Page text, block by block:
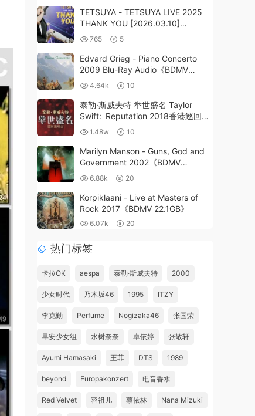
TETSUYA - TETSUYA LIVE 2025
THANK YOU [2026.03.10]
[24Bit/48kHz] [Hi-Res Flac
682MB]
765 5
Edvard Grieg - Piano Concerto
2009 Blu-Ray Audio《BDMV
14.7G》
4.64k 10
泰勒·斯威夫特 举世盛名 Taylor
Swift: Reputation 2018香港巡回演
唱会 4K-NF-WEBDL版 《WEB-DL
MVK 43.1GB》
1.48w 10
Marilyn Manson - Guns, God and
Government 2002《BDMV
19.8G》
6.88k 20
Korpiklaani - Live at Masters of
Rock 2017《BDMV 22.1GB》
6.07k 20
热门标签
卡拉OK aespa 泰勒·斯威夫特 2000
少女时代 乃木坂46 1995 ITZY
李克勤 Perfume Nogizaka46 张国荣
早安少女组 水树奈奈 卓依婷 张敬轩
Ayumi Hamasaki 王菲 DTS 1989
beyond Europakonzert 电音香水
Red Velvet 容祖儿 蔡依林 Nana Mizuki